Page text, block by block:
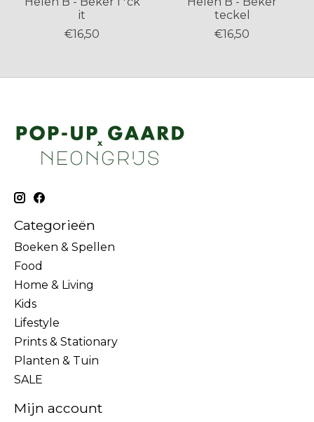
it
€16,50
teckel
€16,50
Categorieën
Boeken & Spellen
Food
Home & Living
Kids
Lifestyle
Prints & Stationary
Planten & Tuin
SALE
Mijn account